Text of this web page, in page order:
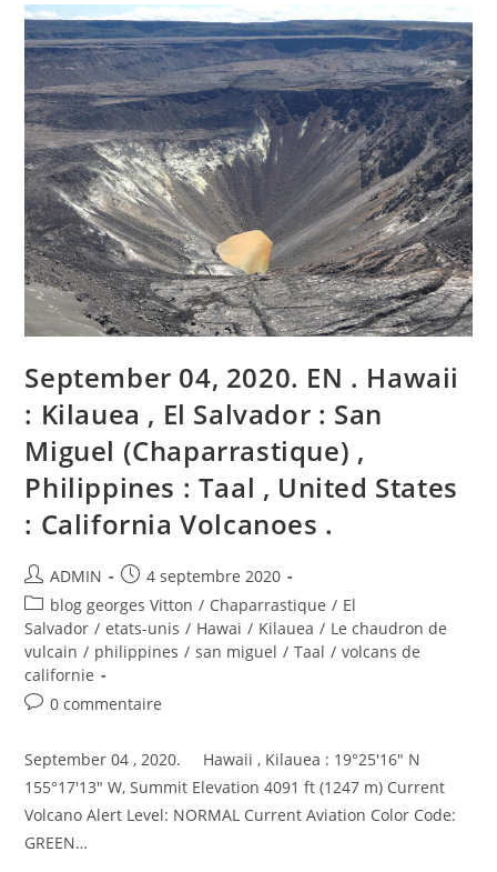
:
Lewotobi
Laki-
Laki
,
Argentine
/
Chili
:
Complexe
Volcanique
Planchón-
Peteroa
,
Costa
Rica
:
Poas
,
Etats
–
Unis
Volcans
De
Californie
:
Santiaguito
.
September 04, 2020. EN . Hawaii
: Kilauea , El Salvador : San
Miguel (Chaparrastique) ,
Philippines : Taal , United States
: California Volcanoes .
Auteur/autrice
de
la
publication :
ADMIN
Publication
publiée :
4 septembre 2020
Post
category:
blog georges Vitton / Chaparrastique / El
Salvador / etats-unis / Hawai / Kilauea / Le chaudron de
vulcain / philippines / san miguel / Taal / volcans de
californie
Commentaires
la
publication :
0 commentaire
September 04 , 2020. Hawaii , Kilauea : 19°25'16" N
155°17'13" W, Summit Elevation 4091 ft (1247 m) Current
Volcano Alert Level: NORMAL Current Aviation Color Code:
GREEN…